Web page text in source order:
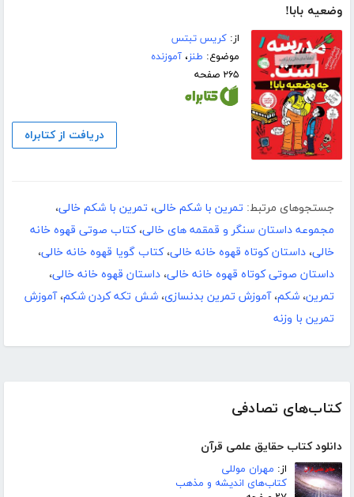
کتاب‌های تصادفی
دانلود کتاب حقایق علمی قرآن
از: مهران موللی
کتاب‌های اندیشه و مذهب
وضعیه بابا!
از:کریس تبتس
موضوع: طنز،آموزنده
۲۶۵ صفحه
دریافت از کتابراه
جستجوهای مرتبط: تمرین با شکم خالی، تمرین با شکم خالی،
مجموعه داستان سنگر و قمقمه های خالی،کتاب صوتی قهوه خانه
خالی، داستان کوتاه قهوه خانه خالی،کتاب گویا قهوه خانه خالی،
داستان صوتی کوتاه قهوه خانه خالی، داستان قهوه خانه خالی،
تمرین، شکم،آموزش تمرین بدنسازی، شش تکه کردن شکم،آموزش
تمرین با وزنه